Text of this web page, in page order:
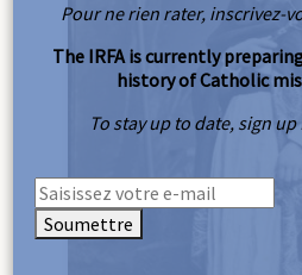
Pour ne rien rater, inscrivez-
The IRFA is currently
history of Catholic
To stay up to date, sign
Soumettre